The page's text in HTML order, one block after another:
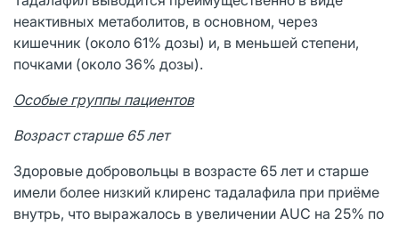
неактивных метаболитов, в основном, через
кишечник (около 61% дозы) и, в меньшей степени,
почками (около 36% дозы).
Особые группы пациентов
Возраст старше 65 лет
Здоровые добровольцы в возрасте 65 лет и старше
имели более низкий клиренс тадалафила при приёме
внутрь, что выражалось в увеличении AUC на 25% по